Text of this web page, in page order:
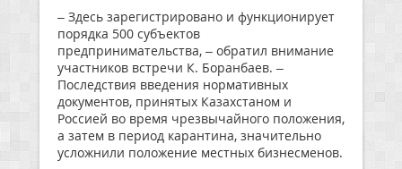
– Здесь зарегистрировано и функционирует
порядка 500 субъектов
предпринимательства, – обратил внимание
участников встречи К. Боранбаев. –
Последствия введения нормативных
документов, принятых Казахстаном и
Россией во время чрезвычайного положения,
а затем в период карантина, значительно
усложнили положение местных бизнесменов.